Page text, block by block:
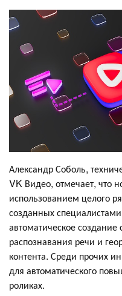
Александр Соболь,
VK Видео, отмечает, что
использованием целого
созданных
автоматическое создание
распознавания речи и
контента. Среди прочих
для автоматического
роликах.